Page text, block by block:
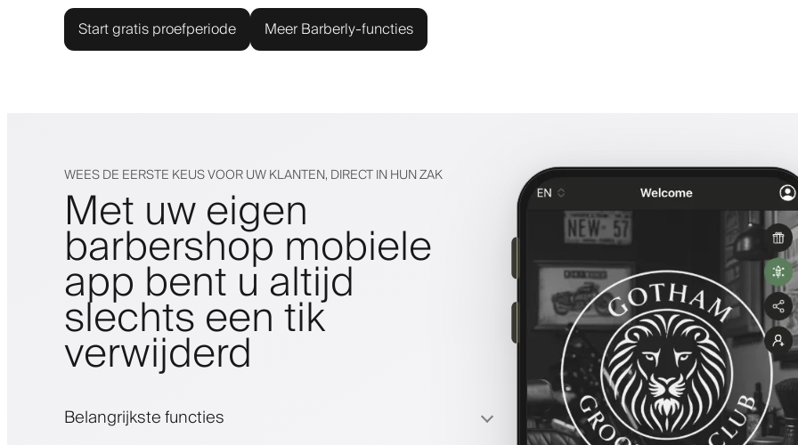
Start gratis proefperiode Meer Barberly-functies
WEES DE EERSTE KEUS VOOR UW KLANTEN, DIRECT IN HUN ZAK
Met uw eigen
barbershop mobiele
app bent u altijd
slechts een tik
verwijderd
Belangrijkste functies